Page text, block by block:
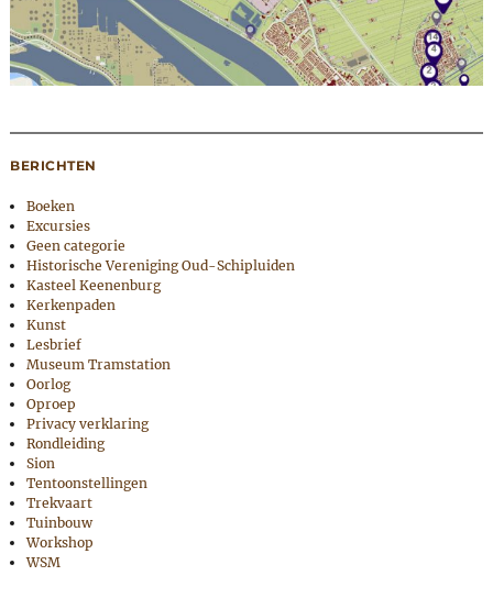
BERICHTEN
Boeken
Excursies
Geen categorie
Historische Vereniging Oud-Schipluiden
Kasteel Keenenburg
Kerkenpaden
Kunst
Lesbrief
Museum Tramstation
Oorlog
Oproep
Privacy verklaring
Rondleiding
Sion
Tentoonstellingen
Trekvaart
Tuinbouw
Workshop
WSM